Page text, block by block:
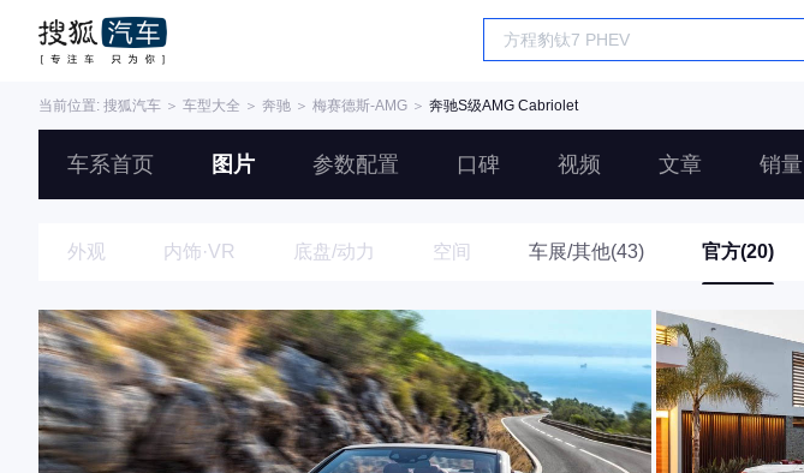
当前位置: 搜狐汽车 ＞ 车型大全 ＞ 奔驰 ＞ 梅赛德斯-AMG ＞ 奔驰S级AMG Cabriolet
车系首页 图片 参数配置 口碑 视频 文章 销量
外观 内饰·VR 底盘/动力 空间 车展/其他(43) 官方(20)